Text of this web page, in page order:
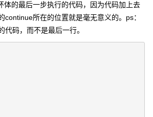
体的最后一步执行的代码，因为代码加上去
continue所在的位置就是毫无意义的。ps：
代码，而不是最后一行。